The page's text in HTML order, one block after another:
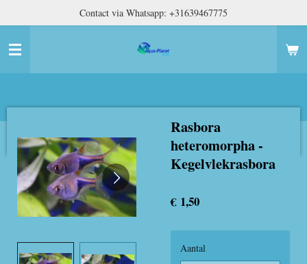
naar
hoofdinhoud
Contact via Whatsapp: +31639467775
Rasbora
heteromorpha -
Kegelvlekrasbora
€ 1,50
Aantal